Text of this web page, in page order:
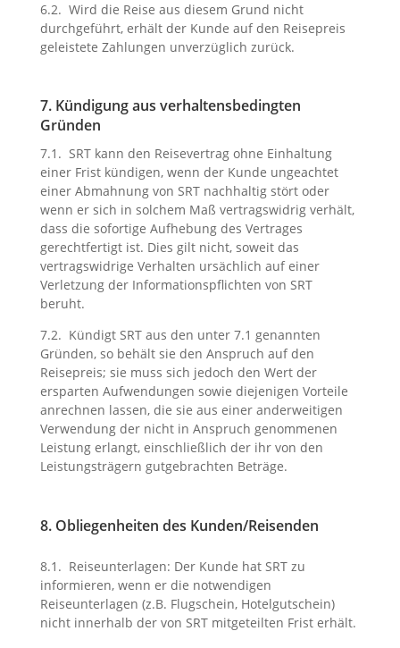
6.2. Wird die Reise aus diesem Grund nicht
durchgeführt, erhält der Kunde auf den Reisepreis
geleistete Zahlungen unverzüglich zurück.
7. Kündigung aus verhaltensbedingten
Gründen
7.1. SRT kann den Reisevertrag ohne Einhaltung
einer Frist kündigen, wenn der Kunde ungeachtet
einer Abmahnung von SRT nachhaltig stört oder
wenn er sich in solchem Maß vertragswidrig verhält,
dass die sofortige Aufhebung des Vertrages
gerechtfertigt ist. Dies gilt nicht, soweit das
vertragswidrige Verhalten ursächlich auf einer
Verletzung der Informationspflichten von SRT
beruht.
7.2. Kündigt SRT aus den unter 7.1 genannten
Gründen, so behält sie den Anspruch auf den
Reisepreis; sie muss sich jedoch den Wert der
ersparten Aufwendungen sowie diejenigen Vorteile
anrechnen lassen, die sie aus einer anderweitigen
Verwendung der nicht in Anspruch genommenen
Leistung erlangt, einschließlich der ihr von den
Leistungsträgern gutgebrachten Beträge.
8. Obliegenheiten des Kunden/Reisenden
8.1. Reiseunterlagen: Der Kunde hat SRT zu
informieren, wenn er die notwendigen
Reiseunterlagen (z.B. Flugschein, Hotelgutschein)
nicht innerhalb der von SRT mitgeteilten Frist erhält.